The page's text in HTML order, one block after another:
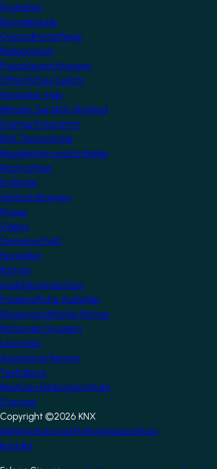
Flughäfen
Bürogebäude
Gesundheitspflege
Pädagogisch
Freizeiteinrichtungen
Öffentliches Sektor
Hersteller-Hub
Werden Sie KNX-Mitglied
Startup Programm
KNX Technologie
Neuigkeiten und Einblicke
Nachrichten
Einblicke
Veranstaltungen
Presse
Videos
Gemeinschaft
Hersteller
Partner
Ausbildungszentren
Freiberufliche Ausbilder
Wissenschaftliche Partner
Nationale Gruppen
Userclubs
Assoziierte Partner
Testlabore
NextGen Bildungsinstitute
Startups
Copyright ©2026 KNX
Footer
Datenschutz und Haftungsausschluss
Kontakt